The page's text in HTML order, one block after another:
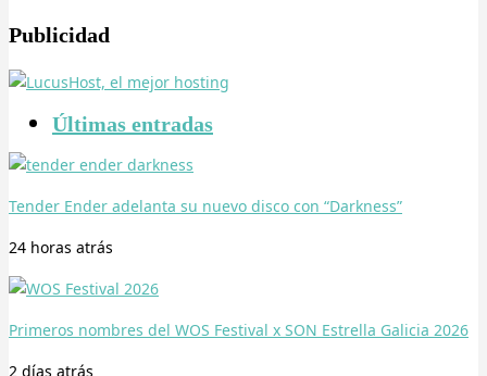
Publicidad
Últimas entradas
Tender Ender adelanta su nuevo disco con “Darkness”
24 horas atrás
Primeros nombres del WOS Festival x SON Estrella Galicia 2026
2 días atrás